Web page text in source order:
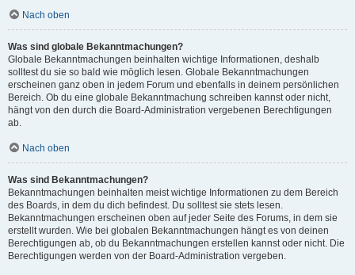
Nach oben
Was sind globale Bekanntmachungen?
Globale Bekanntmachungen beinhalten wichtige Informationen, deshalb
solltest du sie so bald wie möglich lesen. Globale Bekanntmachungen
erscheinen ganz oben in jedem Forum und ebenfalls in deinem persönlichen
Bereich. Ob du eine globale Bekanntmachung schreiben kannst oder nicht,
hängt von den durch die Board-Administration vergebenen Berechtigungen
ab.
Nach oben
Was sind Bekanntmachungen?
Bekanntmachungen beinhalten meist wichtige Informationen zu dem Bereich
des Boards, in dem du dich befindest. Du solltest sie stets lesen.
Bekanntmachungen erscheinen oben auf jeder Seite des Forums, in dem sie
erstellt wurden. Wie bei globalen Bekanntmachungen hängt es von deinen
Berechtigungen ab, ob du Bekanntmachungen erstellen kannst oder nicht. Die
Berechtigungen werden von der Board-Administration vergeben.